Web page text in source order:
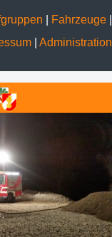
Fahrzeuge
Administration